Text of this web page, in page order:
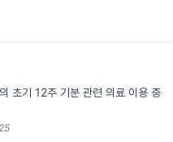
초기 12주 기분 관련 의료 이용 증